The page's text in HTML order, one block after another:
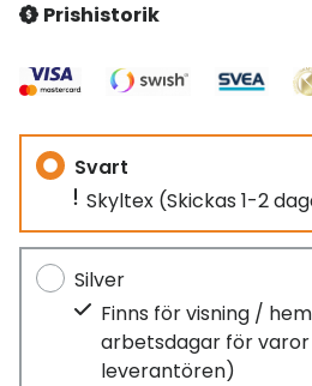
Prishistorik
Svart
Skyltex (Skickas 1-2
Silver
Finns för visning /
arbetsdagar för varor
leverantören)